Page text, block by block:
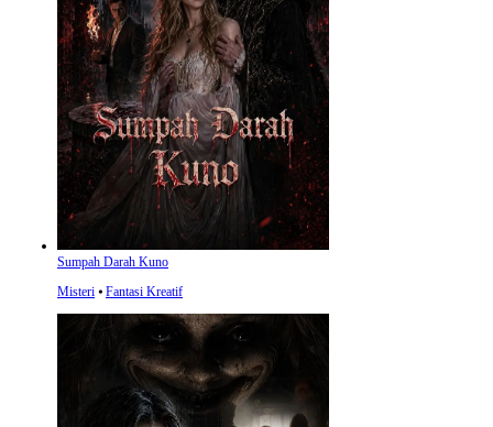
Sumpah Darah Kuno
Misteri ⦁ Fantasi Kreatif